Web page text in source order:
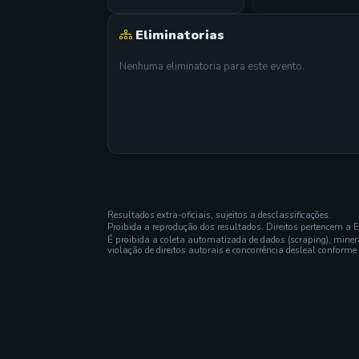
Eliminatorias
Nenhuma eliminatoria para este evento.
Resultados extra-oficiais, sujeitos a desclassificações.
Proibida a reprodução dos resultados. Direitos pertencem a
É proibida a coleta automatizada de dados (scraping),
violação de direitos autorais e concorrência desleal